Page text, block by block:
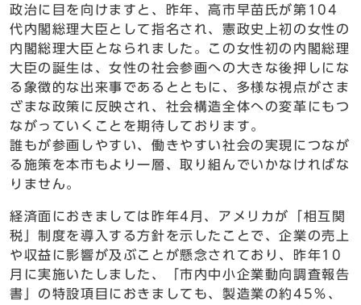
政治に目を向けますと、昨年、高市早苗氏が第104
代内閣総理大臣として指名され、憲政史上初の女性の
内閣総理大臣となられました。この女性初の内閣総理
大臣の誕生は、女性の社会参画への大きな後押しにな
る象徴的な出来事であるとともに、多様な視点がさま
ざまな政策に反映され、社会構造全体への変革にもつ
ながっていくことを期待しております。
誰もが参画しやすい、働きやすい社会の実現につなが
る施策を本市もより一層、取り組んでいかなければな
りません。
経済面におきましては昨年4月、アメリカが「相互関
税」制度を導入する方針を示したことで、企業の売上
や収益に影響が及ぶことが懸念されており、昨年10
月に実施いたしました、「市内中小企業動向調査報告
書」の特設項目におきましても、製造業の約45％、